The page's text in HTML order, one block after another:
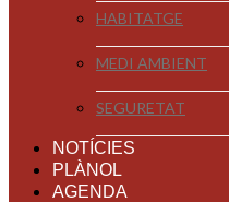
HABITATGE
MEDI AMBIENT
SEGURETAT
NOTÍCIES
PLÀNOL
AGENDA